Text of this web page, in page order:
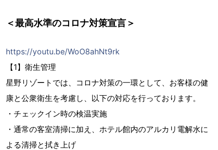
＜最高水準のコロナ対策宣言＞
https://youtu.be/WoO8ahNt9rk
【1】衛生管理
星野リゾートでは、コロナ対策の一環として、お客様の健
康と公衆衛生を考慮し、以下の対応を行っております。
・チェックイン時の検温実施
・通常の客室清掃に加え、ホテル館内のアルカリ電解水に
よる清掃と拭き上げ